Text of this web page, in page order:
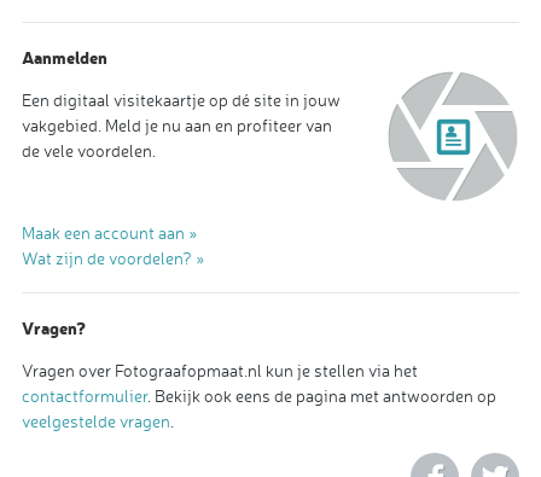
Aanmelden
Een digitaal visitekaartje op dé site in jouw
vakgebied. Meld je nu aan en profiteer van
de vele voordelen.
Maak een account aan »
Wat zijn de voordelen? »
Vragen?
Vragen over Fotograafopmaat.nl kun je stellen via het
contactformulier. Bekijk ook eens de pagina met antwoorden op
veelgestelde vragen